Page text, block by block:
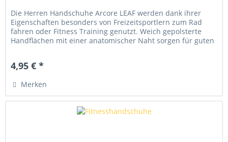
Die Herren Handschuhe Arcore LEAF werden dank ihrer
Eigenschaften besonders von Freizeitsportlern zum Rad
fahren oder Fitness Training genutzt. Weich gepolsterte
Handflächen mit einer anatomischer Naht sorgen für guten
4,95 € *
Merken